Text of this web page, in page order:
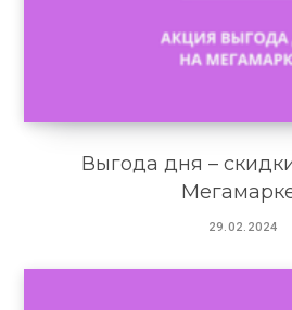
Выгода дня –
29.02.2024